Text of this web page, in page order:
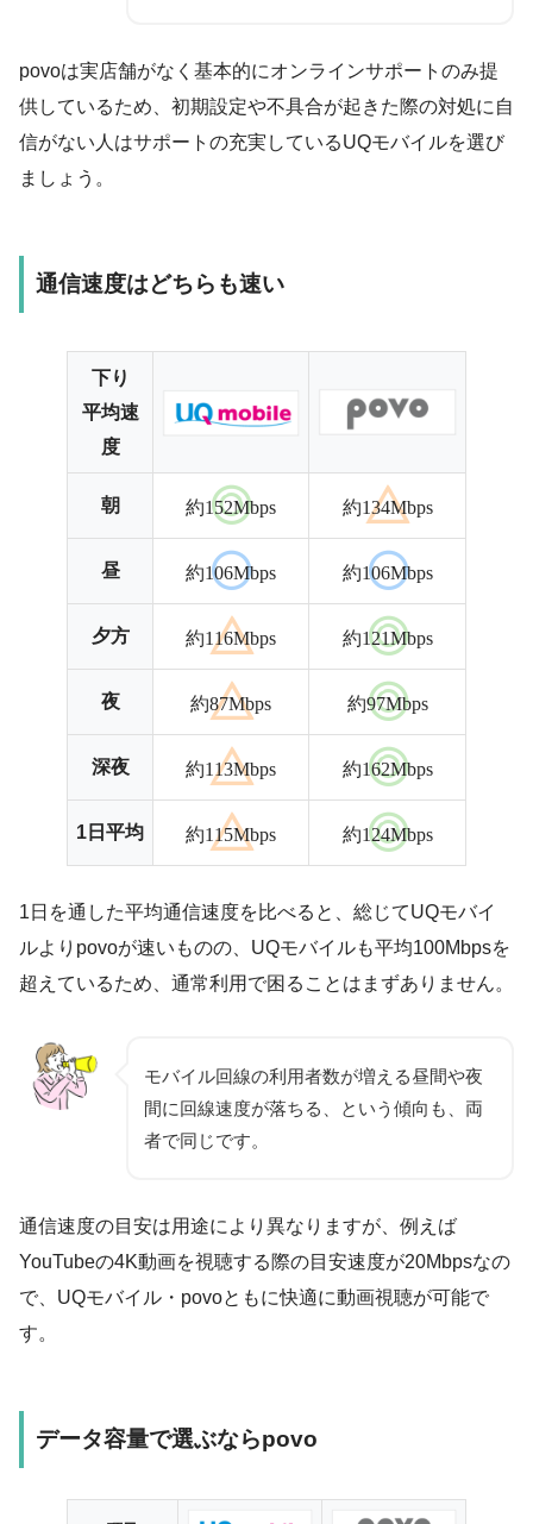
povoは実店舗がなく基本的にオンラインサポートのみ提
供しているため、初期設定や不具合が起きた際の対処に自
信がない人はサポートの充実しているUQモバイルを選び
ましょう。
通信速度はどちらも速い
下り
平均速
度
朝 約152Mbps 約134Mbps
昼 約106Mbps 約106Mbps
夕方 約116Mbps 約121Mbps
夜 約87Mbps 約97Mbps
深夜 約113Mbps 約162Mbps
1日平均 約115Mbps 約124Mbps
1日を通した平均通信速度を比べると、総じてUQモバイ
ルよりpovoが速いものの、UQモバイルも平均100Mbpsを
超えているため、通常利用で困ることはまずありません。
モバイル回線の利用者数が増える昼間や夜
間に回線速度が落ちる、という傾向も、両
者で同じです。
通信速度の目安は用途により異なりますが、例えば
YouTubeの4K動画を視聴する際の目安速度が20Mbpsなの
で、UQモバイル・povoともに快適に動画視聴が可能で
す。
データ容量で選ぶならpovo